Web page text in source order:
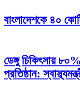
বাংলাদেশকে ৪০
ডেঙ্গু চিকিৎসায়
প্রতিষ্ঠান: